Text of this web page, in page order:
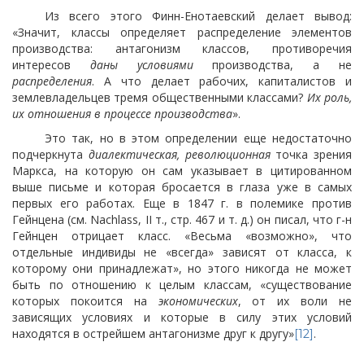
Из всего этого Финн-Енотаевский делает вывод:
«Значит, классы определяет распределение элементов
производства: антагонизм классов, противоречия
интересов даны условиямипроизводства, а не
распределения. А что делает рабочих, капиталистов и
землевладельцев тремя общественными классами? Их роль,
их отношения в процессе производства».
Это так, но в этом определении еще недостаточно
подчеркнута диалектическая, революционнаяточка зрения
Маркса, на которую он сам указывает в цитированном
выше письме и которая бросается в глаза уже в самых
первых его работах. Еще в 1847 г. в полемике против
Гейнцена (см. Nachlass, II т., стр. 467 и т. д.) он писал, что г-н
Гейнцен отрицает класс. «Весьма «возможно», что
отдельные индивиды не «всегда» зависят от класса, к
которому они принадлежат», но этого никогда не может
быть по отношению к целым классам, «существование
которых покоится на экономических, от их воли не
зависящих условиях и которые в силу этих условий
находятся в острейшем антагонизме друг к другу»[12].